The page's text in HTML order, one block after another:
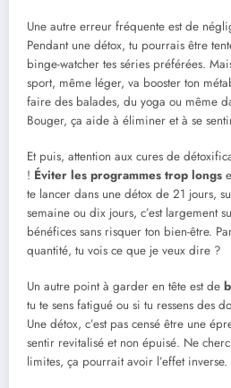
Une autre erreur fréquente est de
Pendant une détox, tu pourrais être
binge-watcher tes séries préférées.
sport, même léger, va booster ton
faire des balades, du yoga ou même
Bouger, ça aide à éliminer et à se
Et puis, attention aux cures de
! Éviter les programmes trop longs
te lancer dans une détox de 21 jours,
semaine ou dix jours, c’est largement
bénéfices sans risquer ton bien-être.
quantité, tu vois ce que je veux dire ?
Un autre point à garder en tête est de
tu te sens fatigué ou si tu ressens des
Une détox, c’est pas censé être une
sentir revitalisé et non épuisé. Ne
limites, ça pourrait avoir l’effet inverse.